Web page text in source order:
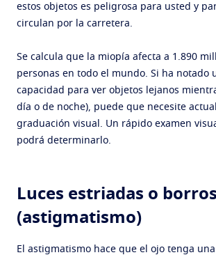
estos objetos es peligrosa para usted y
circulan por la carretera.
Se calcula que la miopía afecta a 1.890
personas en todo el mundo. Si ha notado
capacidad para ver objetos lejanos
día o de noche), puede que necesite
graduación visual. Un rápido examen
podrá determinarlo.
Luces estriadas o
(astigmatismo)
El astigmatismo hace que el ojo tenga